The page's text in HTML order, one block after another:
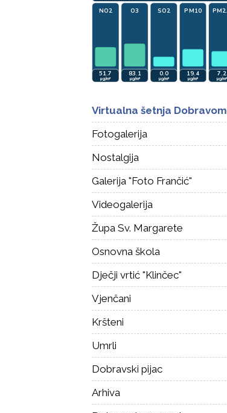
Virtualna šetnja Dobravom
Fotogalerija
Nostalgija
Galerija "Foto Frančić"
Videogalerija
Župa Sv. Margarete
Osnovna škola
Dječji vrtić "Klinčec"
Vjenčani
Kršteni
Umrli
Dobravski pijac
Arhiva